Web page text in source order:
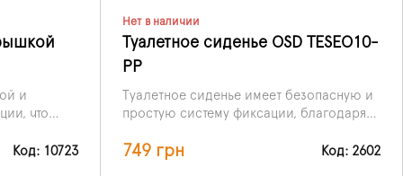
и
что
и
Код: 10723
Нет в наличии
Туалетное сиденье OSD TESEO10-
PP
Туалетное сиденье имеет безопасную и
простую систему фиксации, благодаря
практически любого размера и
749 грн Код: 2602